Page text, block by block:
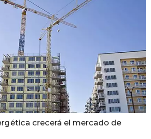
crecerá el mercado de